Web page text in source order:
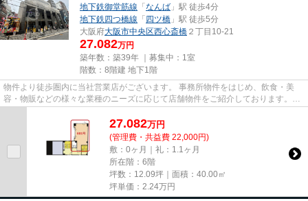
地下鉄御堂筋線 「なんば 」駅 徒歩4分
地下鉄四つ橋線 「四ツ橋 」駅 徒歩5分
大阪府大阪市中央区西心斎橋 ２丁目10-21
27.082万円
築年数：築39年 ｜募集中： 1室
階数：8階建 地下1階
物件より徒歩圏内に当社営業店がございます。 事務所物件をはじめ、飲食・美
容・物販などの様々な業種のニーズに応じて店舗物件をご紹介しております。
尚、弊社ではおとり広告は一切...
27.082万円
(管理費・共益費 22,000円)
敷：0ヶ月｜礼：1.1ヶ月
所在階：6階
坪数：12.09坪｜面積：40.00㎡
坪単価： 2.24万円